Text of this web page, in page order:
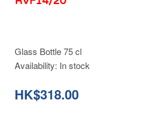
Glass Bottle 75 cl
Availability: In stock
HK$318.00